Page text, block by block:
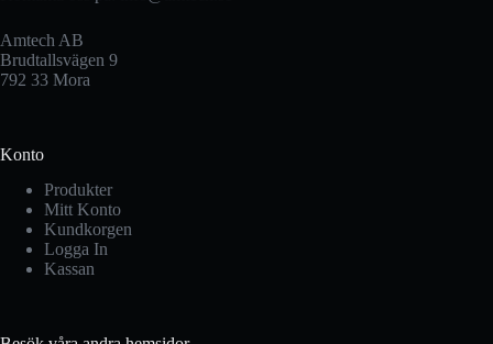
Amtech AB
Brudtallsvägen 9
792 33 Mora
Konto
Produkter
Mitt Konto
Kundkorgen
Logga In
Kassan